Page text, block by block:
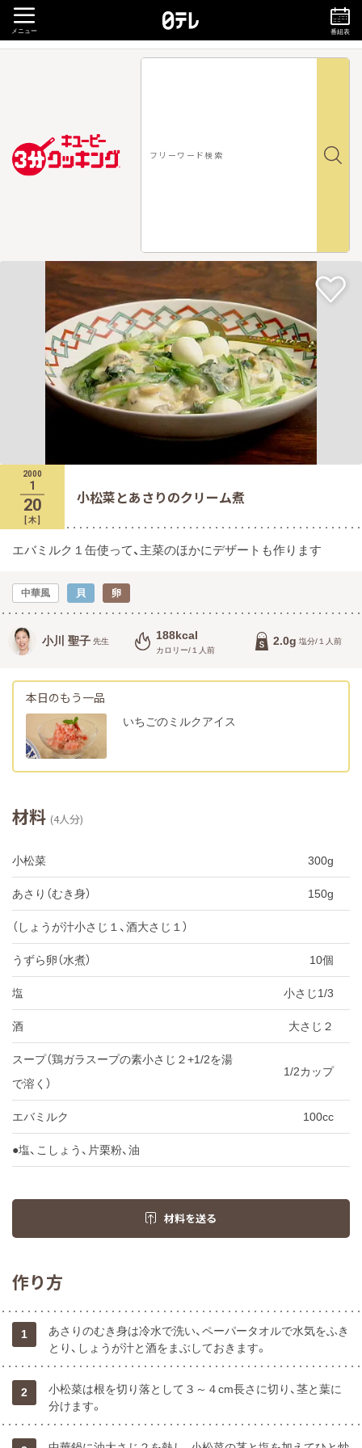
メニュー 番組表
2000
1
20
木
小松菜とあさりのクリーム煮
エバミルク１缶使って、主菜のほかにデザートも作ります
中華風 貝 卵
小川 聖子 先生 188kcal
カロリー/１人前
2.0g 塩分/１人前
本日のもう一品
いちごのミルクアイス
材料 (4人分)
小松菜 300g
あさり（むき身） 150g
（しょうが汁小さじ１、酒大さじ１）
うずら卵（水煮） 10個
塩 小さじ1/3
酒 大さじ２
スープ（鶏ガラスープの素小さじ２+1/2を湯
で溶く）
1/2カップ
エバミルク 100cc
●塩、こしょう、片栗粉、油
材料を送る
作り方
1
あさりのむき身は冷水で洗い、ペーパータオルで水気をふき
とり、しょうが汁と酒をまぶしておきます。
2
小松菜は根を切り落として３～４cm長さに切り、茎と葉に
分けます。